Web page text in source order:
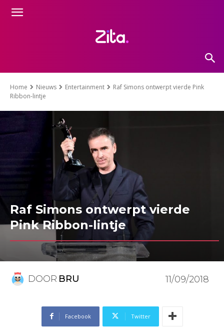
Home Nieuws Entertainment
Raf Simons ontwerpt vierde Pink
Ribbon-lintje
Raf Simons ontwerpt vierde
Pink Ribbon-lintje
DOOR BRU 11/09/2018
Facebook Twitter